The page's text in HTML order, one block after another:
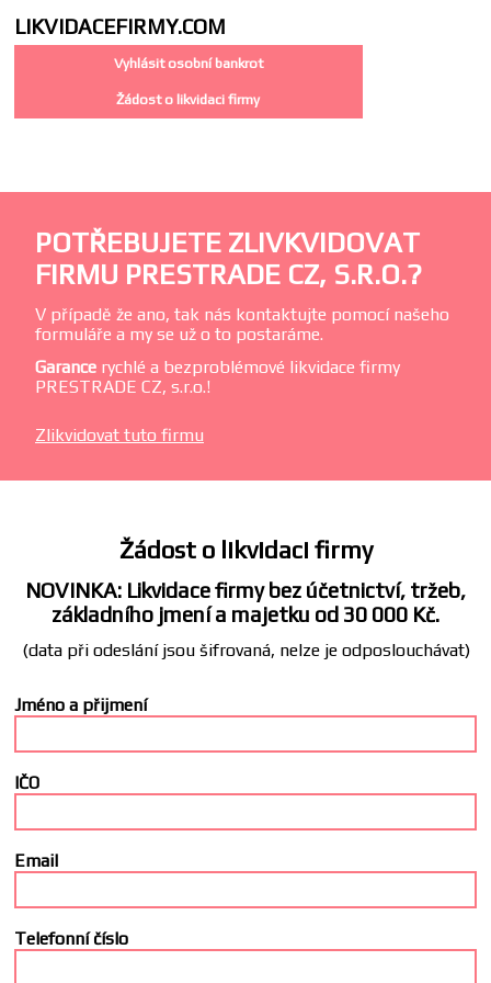
LIKVIDACEFIRMY.COM
Vyhlásit osobní bankrot
Žádost o likvidaci firmy
POTŘEBUJETE ZLIVKVIDOVAT
FIRMU PRESTRADE CZ, S.R.O.?
V případě že ano, tak nás kontaktujte pomocí našeho
formuláře a my se už o to postaráme.
Garance rychlé a bezproblémové likvidace firmy
PRESTRADE CZ, s.r.o.!
Zlikvidovat tuto firmu
Žádost o likvidaci firmy
NOVINKA: Likvidace firmy bez účetnictví, tržeb,
základního jmení a majetku od 30 000 Kč.
(data při odeslání jsou šifrovaná, nelze je odposlouchávat)
Jméno a přijmení
IČO
Email
Telefonní číslo